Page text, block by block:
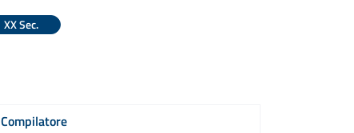
XX Sec.
Compilatore